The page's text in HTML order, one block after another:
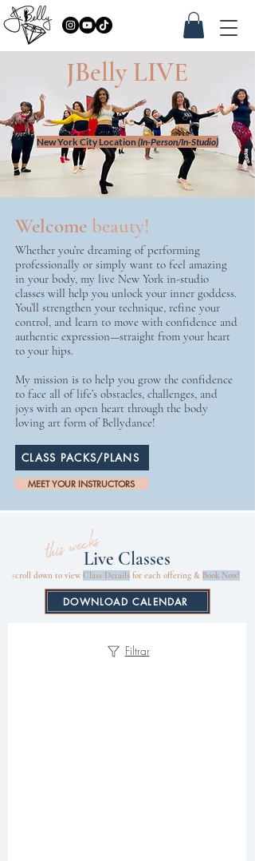
JBelly LIVE
New York City Location(In-Person/In-Studio)
Welcome beauty!
Whether you’re dreaming of performing
professionally or simply want to feel amazing
in your body, my live New York in-studio
classes will help you unlock your inner goddess.
You’ll strengthen your technique, refine your
control, and learn to move with confidence and
authentic expression—straight from your heart
to your hips.
My mission is to help you grow the confidence
to face all of life’s obstacles, challenges, and
joys with an open heart through the body
loving art form of Bellydance!
CLASS PACKS/PLANS
MEET YOUR INSTRUCTORS
this weeksLive Classes
scroll down to view Class Details for each offering & Book Now!
DOWNLOAD CALENDAR
Filtrar